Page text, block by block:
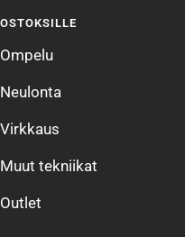
OSTOKSILLE
Ompelu
Neulonta
Virkkaus
Muut tekniikat
Outlet